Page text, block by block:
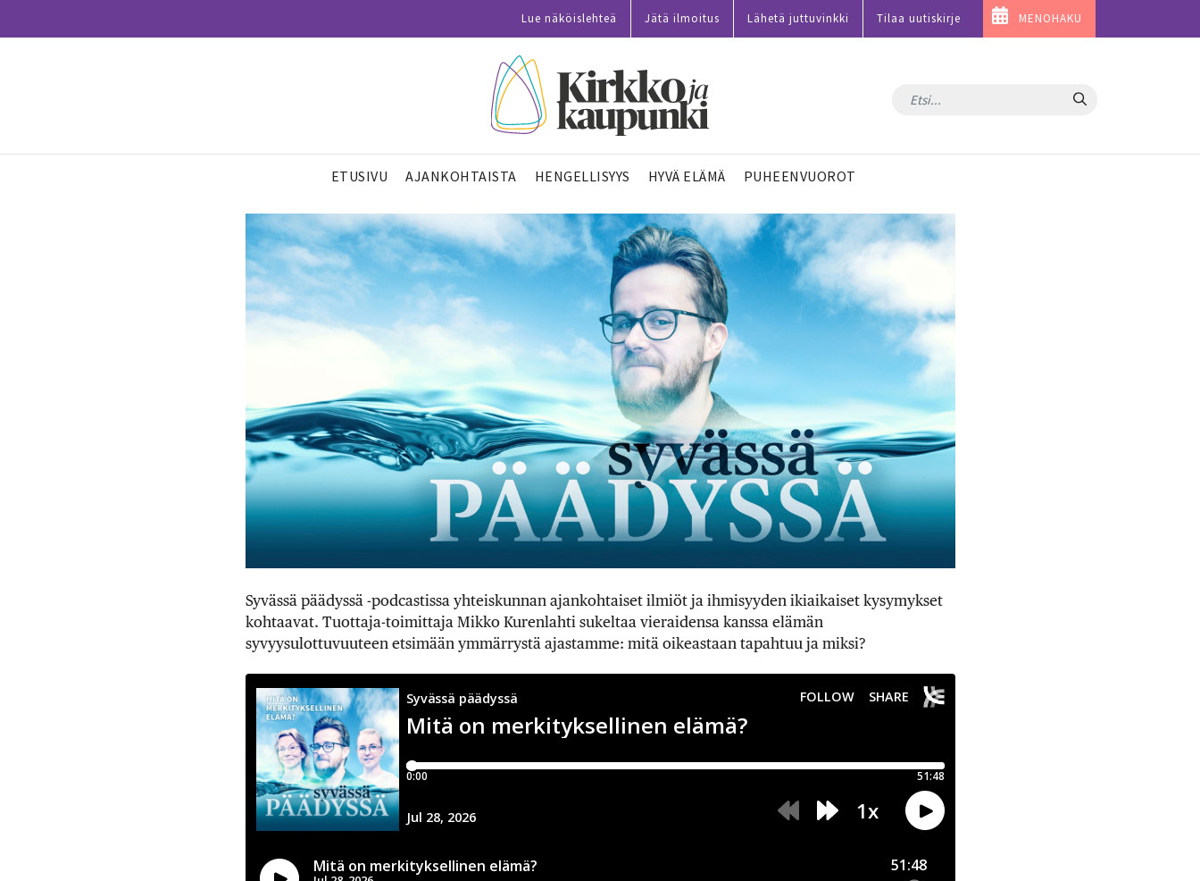
Lue näköislehteä Jätä ilmoitus Lähetä juttuvinkki Tilaa uutiskirje MENOHAKU
Hae
ETUSIVU AJANKOHTAISTA HENGELLISYYS HYVÄ ELÄMÄ PUHEENVUOROT
Syvässä päädyssä -podcastissa yhteiskunnan ajankohtaiset ilmiöt ja ihmisyyden ikiaikaiset kysymykset
kohtaavat. Tuottaja-toimittaja Mikko Kurenlahti sukeltaa vieraidensa kanssa elämän
syvyysulottuvuuteen etsimään ymmärrystä ajastamme: mitä oikeastaan tapahtuu ja miksi?